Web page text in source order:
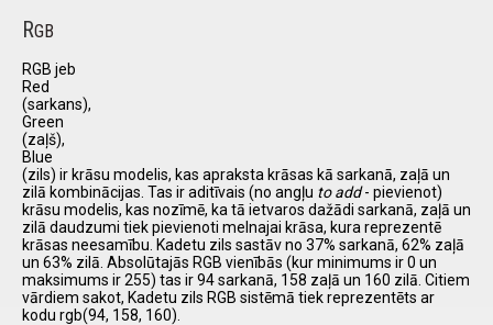
RGB
RGB jeb
Red
(sarkans),
Green
(zaļš),
Blue
(zils) ir krāsu modelis, kas apraksta krāsas kā sarkanā, zaļā un
zilā kombinācijas. Tas ir aditīvais (no angļu to add- pievienot)
krāsu modelis, kas nozīmē, ka tā ietvaros dažādi sarkanā, zaļā un
zilā daudzumi tiek pievienoti melnajai krāsa, kura reprezentē
krāsas neesamību. Kadetu zils sastāv no 37% sarkanā, 62% zaļā
un 63% zilā. Absolūtajās RGB vienībās (kur minimums ir 0 un
maksimums ir 255) tas ir 94 sarkanā, 158 zaļā un 160 zilā. Citiem
vārdiem sakot, Kadetu zils RGB sistēmā tiek reprezentēts ar
kodu rgb(94, 158, 160).